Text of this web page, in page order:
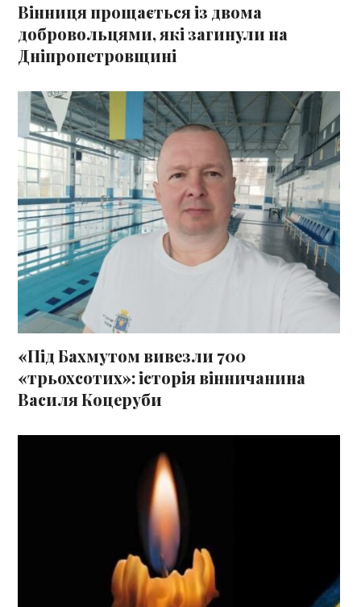
Вінниця прощається із двома
добровольцями, які загинули на
Дніпропетровщині
«Під Бахмутом вивезли 700
«трьохсотих»: історія вінничанина
Василя Коцеруби